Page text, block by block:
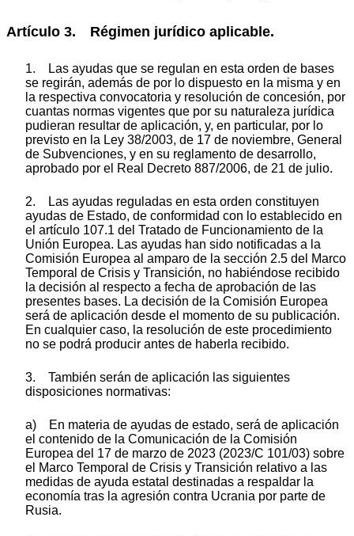
Artículo 3. Régimen jurídico aplicable.
1. Las ayudas que se regulan en esta orden de bases
se regirán, además de por lo dispuesto en la misma y en
la respectiva convocatoria y resolución de concesión, por
cuantas normas vigentes que por su naturaleza jurídica
pudieran resultar de aplicación, y, en particular, por lo
previsto en la Ley 38/2003, de 17 de noviembre, General
de Subvenciones, y en su reglamento de desarrollo,
aprobado por el Real Decreto 887/2006, de 21 de julio.
2. Las ayudas reguladas en esta orden constituyen
ayudas de Estado, de conformidad con lo establecido en
el artículo 107.1 del Tratado de Funcionamiento de la
Unión Europea. Las ayudas han sido notificadas a la
Comisión Europea al amparo de la sección 2.5 del Marco
Temporal de Crisis y Transición, no habiéndose recibido
la decisión al respecto a fecha de aprobación de las
presentes bases. La decisión de la Comisión Europea
será de aplicación desde el momento de su publicación.
En cualquier caso, la resolución de este procedimiento
no se podrá producir antes de haberla recibido.
3. También serán de aplicación las siguientes
disposiciones normativas:
a) En materia de ayudas de estado, será de aplicación
el contenido de la Comunicación de la Comisión
Europea del 17 de marzo de 2023 (2023/C 101/03) sobre
el Marco Temporal de Crisis y Transición relativo a las
medidas de ayuda estatal destinadas a respaldar la
economía tras la agresión contra Ucrania por parte de
Rusia.